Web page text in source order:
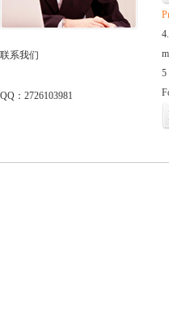
联系我们
QQ：2726103981
5